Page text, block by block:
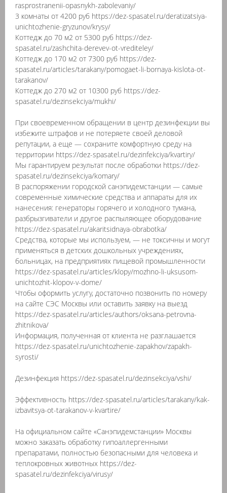
rasprostranenii-opasnykh-zabolevaniy/
3 комнаты от 4200 руб https://dez-spasatel.ru/deratizatsiya-
unichtozhenie-gryzunov/krysy/
Коттедж до 70 м2 от 5300 руб https://dez-
spasatel.ru/zashchita-derevev-ot-vrediteley/
Коттедж до 170 м2 от 7300 руб https://dez-
spasatel.ru/articles/tarakany/pomogaet-li-bornaya-kislota-ot-
tarakanov/
Коттедж до 270 м2 от 10300 руб https://dez-
spasatel.ru/dezinsekciya/mukhi/
При своевременном обращении в центр дезинфекции вы
избежите штрафов и не потеряете своей деловой
репутации, а еще — сохраните комфортную среду на
территории https://dez-spasatel.ru/dezinfekciya/kvartiry/
Мы гарантируем результат после обработки https://dez-
spasatel.ru/dezinsekciya/komary/
В распоряжении городской санэпидемстанции — самые
современные химические средства и аппараты для их
нанесения: генераторы горячего и холодного тумана,
разбрызгиватели и другое распыляющее оборудование
https://dez-spasatel.ru/akaritsidnaya-obrabotka/
Средства, которые мы используем, — не токсичны и могут
применяться в детских дошкольных учреждениях,
больницах, на предприятиях пищевой промышленности
https://dez-spasatel.ru/articles/klopy/mozhno-li-uksusom-
unichtozhit-klopov-v-dome/
Чтобы оформить услугу, достаточно позвонить по номеру
на сайте СЭС Москвы или оставить заявку на выезд
https://dez-spasatel.ru/articles/authors/oksana-petrovna-
zhitnikova/
Информация, полученная от клиента не разглашается
https://dez-spasatel.ru/unichtozhenie-zapakhov/zapakh-
syrosti/
Дезинфекция https://dez-spasatel.ru/dezinsekciya/vshi/
Эффективность https://dez-spasatel.ru/articles/tarakany/kak-
izbavitsya-ot-tarakanov-v-kvartire/
На официальном сайте «Санэпидемстанции» Москвы
можно заказать обработку гипоаллергенными
препаратами, полностью безопасными для человека и
теплокровных животных https://dez-
spasatel.ru/dezinfekciya/virusy/